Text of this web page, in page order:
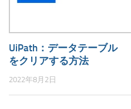
UiPath：データテーブル
をクリアする方法
2022年8月2日